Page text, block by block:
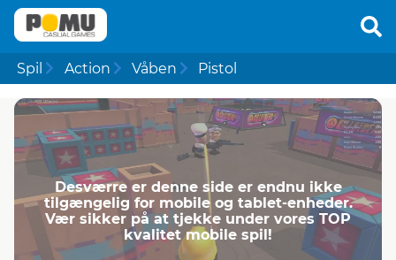
Spil Action Våben Pistol
Desværre er denne side er endnu ikke
tilgængelig for mobile og tablet-enheder.
Vær sikker på at tjekke under vores TOP
kvalitet mobile spil!